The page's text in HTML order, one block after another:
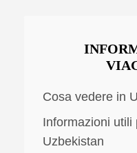
Cosa vedere in
Informazioni utili
Uzbekistan